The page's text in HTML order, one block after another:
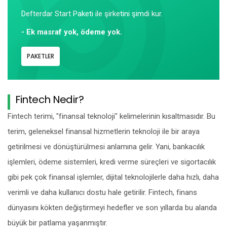
Defterdar Start Paketi ile şirketini şimdi kur.
- Ek masraf yok, ödeme yok.
PAKETLER
Fintech Nedir?
Fintech terimi, "finansal teknoloji" kelimelerinin kısaltmasıdır. Bu
terim, geleneksel finansal hizmetlerin teknoloji ile bir araya
getirilmesi ve dönüştürülmesi anlamına gelir. Yani, bankacılık
işlemleri, ödeme sistemleri, kredi verme süreçleri ve sigortacılık
gibi pek çok finansal işlemler, dijital teknolojilerle daha hızlı, daha
verimli ve daha kullanıcı dostu hale getirilir. Fintech, finans
dünyasını kökten değiştirmeyi hedefler ve son yıllarda bu alanda
büyük bir patlama yaşanmıştır.